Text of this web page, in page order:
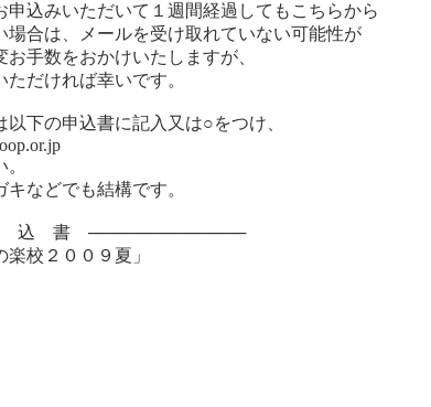
申込みいただいて１週間経過してもこちらから
場合は、メールを受け取れていない可能性が
お手数をおかけいたしますが、
だければ幸いです。
下の申込書に記入又は○をつけ、
などでも結構です。
込 書 ─────────────
校２００９夏」